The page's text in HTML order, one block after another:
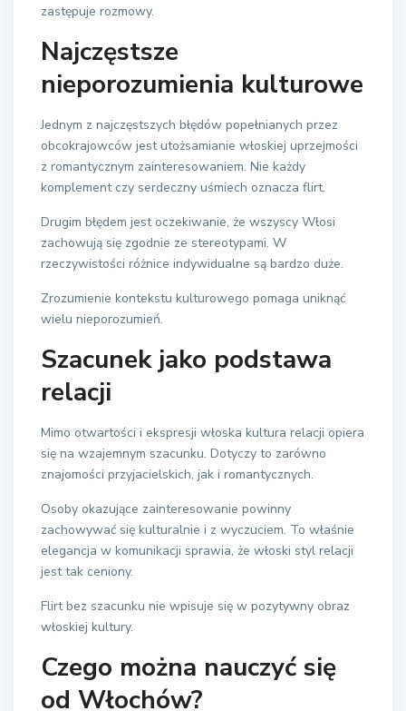
zastępuje rozmowy.
Najczęstsze
nieporozumienia kulturowe
Jednym z najczęstszych błędów popełnianych przez
obcokrajowców jest utożsamianie włoskiej uprzejmości
z romantycznym zainteresowaniem. Nie każdy
komplement czy serdeczny uśmiech oznacza flirt.
Drugim błędem jest oczekiwanie, że wszyscy Włosi
zachowują się zgodnie ze stereotypami. W
rzeczywistości różnice indywidualne są bardzo duże.
Zrozumienie kontekstu kulturowego pomaga uniknąć
wielu nieporozumień.
Szacunek jako podstawa
relacji
Mimo otwartości i ekspresji włoska kultura relacji opiera
się na wzajemnym szacunku. Dotyczy to zarówno
znajomości przyjacielskich, jak i romantycznych.
Osoby okazujące zainteresowanie powinny
zachowywać się kulturalnie i z wyczuciem. To właśnie
elegancja w komunikacji sprawia, że włoski styl relacji
jest tak ceniony.
Flirt bez szacunku nie wpisuje się w pozytywny obraz
włoskiej kultury.
Czego można nauczyć się
od Włochów?